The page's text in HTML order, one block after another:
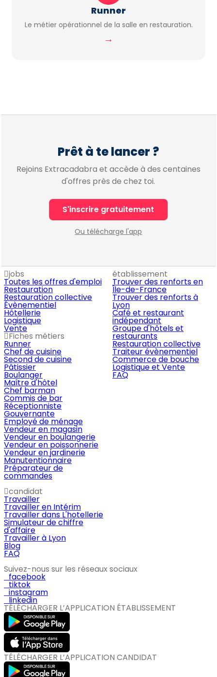
Runner
Le métier opérationnel de la salle en restauration.
→
Prêt à te lancer ?
Rejoins Extracadabra et accède à des centaines
d'offres près de chez toi.
S'inscrire gratuitement
Ou télécharge l'app
jobs
Toutes les offres d'emploi
Restauration
Restauration collective
Évènementiel
Hôtellerie
Logistique
Vente
Fiches métiers
Runner
Chef de cuisine
Second de cuisine
Pâtissier
Boulanger
Maître d'hôtel
Chef barman
Commis de bar
Réceptionniste
Gouvernante
Employé de ménage
Vendeur en magasin
Vendeur en boulangerie
Vendeur en poissonnerie
Vendeur en jardinerie
Manutentionnaire
Préparateur de
commandes
établissement
Trouver des renforts en
Île-de-France
Trouver des renforts à
Lyon
Café et restaurant
indépendant
Groupe d'hôtels et
restaurants
Restauration collective
Traiteur évènementiel
Commerce de bouche
Logistique et Vente
FAQ
candidat
Travailler
Travailler en Intérim
Travailler dans L'hotellerie
Simulateur de chiffre
d'affaire
Travailler à Lyon
Blog
FAQ
Suivez-nous sur les réseaux sociaux
facebook
tiktok
instagram
linkedin
TÉLÉCHARGER L’APPLICATION ÉTABLISSEMENT
TÉLÉCHARGER L’APPLICATION CANDIDAT